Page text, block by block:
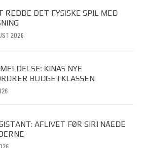
REDDE DET FYSISKE SPIL MED
2026
KINAS NYE
BUDGETKLASSEN
AFLIVET FØR SIRI NÅEDE